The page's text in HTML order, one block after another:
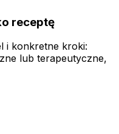
receptę
i konkretne kroki:
lub terapeutyczne,